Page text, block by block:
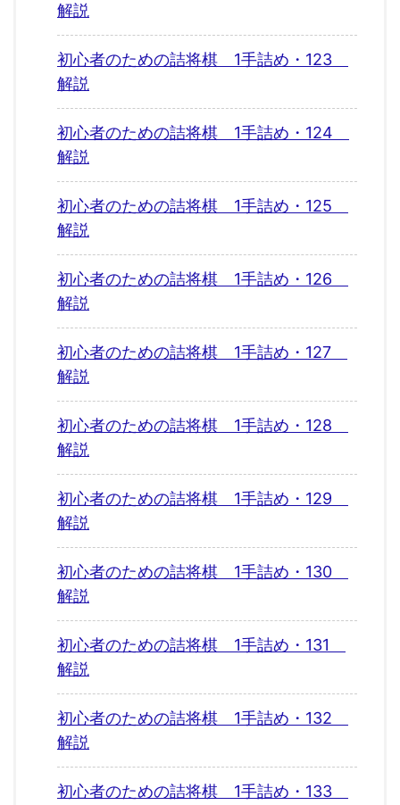
解説
初心者のための詰将棋 1手詰め・123
解説
初心者のための詰将棋 1手詰め・124
解説
初心者のための詰将棋 1手詰め・125
解説
初心者のための詰将棋 1手詰め・126
解説
初心者のための詰将棋 1手詰め・127
解説
初心者のための詰将棋 1手詰め・128
解説
初心者のための詰将棋 1手詰め・129
解説
初心者のための詰将棋 1手詰め・130
解説
初心者のための詰将棋 1手詰め・131
解説
初心者のための詰将棋 1手詰め・132
解説
初心者のための詰将棋 1手詰め・133